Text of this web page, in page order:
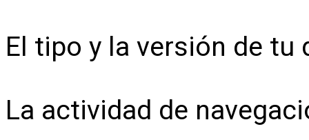
El tipo y la versión de tu
La actividad de